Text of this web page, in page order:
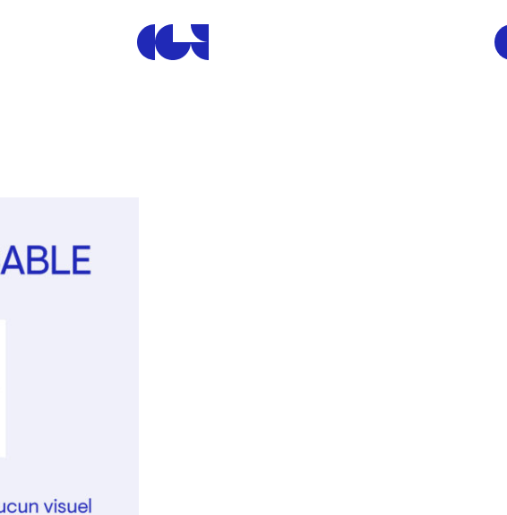
Centre de la Gravure et de l'Image